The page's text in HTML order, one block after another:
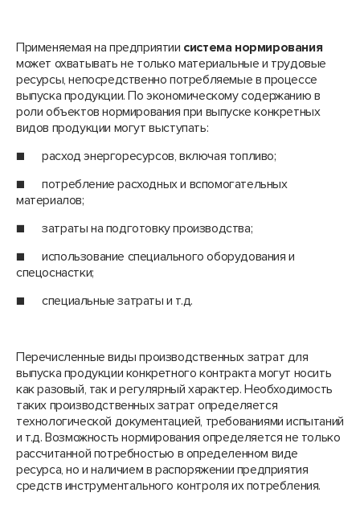
Применяемая на предприятии система нормирования
может охватывать не только материальные и трудовые
ресурсы, непосредственно потребляемые в процессе
выпуска продукции. По экономическому содержанию в
роли объектов нормирования при выпуске конкретных
видов продукции могут выступать:
■ расход энергоресурсов, включая топливо;
■ потребление расходных и вспомогательных
материалов;
■ затраты на подготовку производства;
■ использование специального оборудования и
спецоснастки;
■ специальные затраты и т.д.
Перечисленные виды производственных затрат для
выпуска продукции конкретного контракта могут носить
как разовый, так и регулярный характер. Необходимость
таких производственных затрат определяется
технологической документацией, требованиями испытаний
и т.д. Возможность нормирования определяется не только
рассчитанной потребностью в определенном виде
ресурса, но и наличием в распоряжении предприятия
средств инструментального контроля их потребления.